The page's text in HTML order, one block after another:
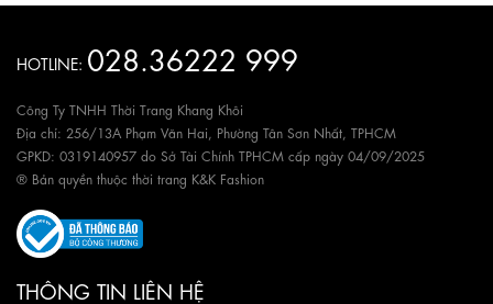
HOTLINE: 028.36222 999
Công Ty TNHH Thời Trang Khang Khôi
Địa chỉ: 256/13A Phạm Văn Hai, Phường Tân Sơn Nhất, TPHCM
GPKD: 0319140957 do Sở Tài Chính TPHCM cấp ngày 04/09/2025
® Bản quyền thuộc thời trang K&K Fashion
THÔNG TIN LIÊN HỆ